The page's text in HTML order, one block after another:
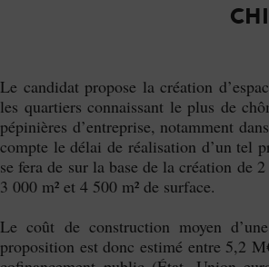
Le candidat propose la création
les quartiers connaissant le plus de
pépinières d’entreprise, notamment
compte le délai de réalisation d’un tel
se fera de sur la base de la création de
3 000 m² et 4 500 m² de surface.
Le coût de construction moyen
proposition est donc estimé entre 5,2